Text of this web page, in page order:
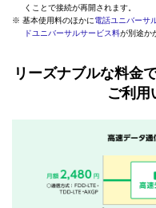
くことで接続が再開されます。
※ 基本使用料のほかに電話ユニバーサ
ドユニバーサルサービス料が別途か
リーズナブルな料金
ご利用